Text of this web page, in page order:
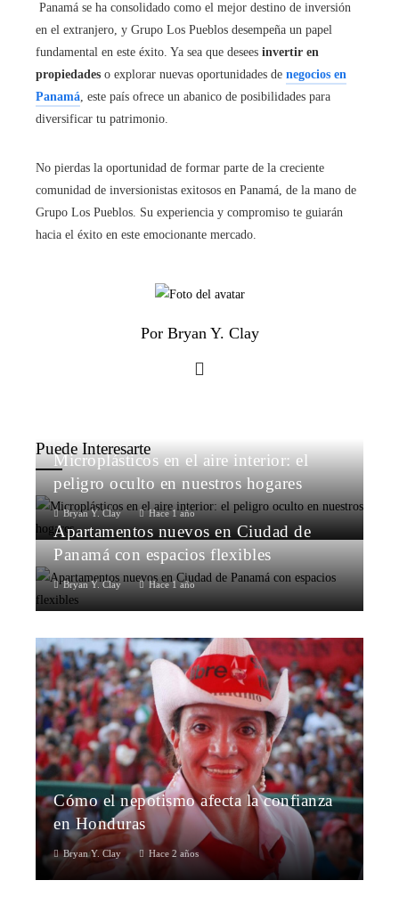
Panamá se ha consolidado como el mejor destino de inversión
en el extranjero, y Grupo Los Pueblos desempeña un papel
fundamental en este éxito. Ya sea que desees invertir en
propiedades o explorar nuevas oportunidades de negocios en
Panamá, este país ofrece un abanico de posibilidades para
diversificar tu patrimonio.
No pierdas la oportunidad de formar parte de la creciente
comunidad de inversionistas exitosos en Panamá, de la mano de
Grupo Los Pueblos. Su experiencia y compromiso te guiarán
hacia el éxito en este emocionante mercado.
Por Bryan Y. Clay
Puede Interesarte
Microplásticos en el aire interior: el
peligro oculto en nuestros hogares
Bryan Y. Clay Hace 1 año
Apartamentos nuevos en Ciudad de
Panamá con espacios flexibles
Bryan Y. Clay Hace 1 año
Cómo el nepotismo afecta la confianza
en Honduras
Bryan Y. Clay Hace 2 años